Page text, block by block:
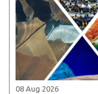
08 Aug 2026